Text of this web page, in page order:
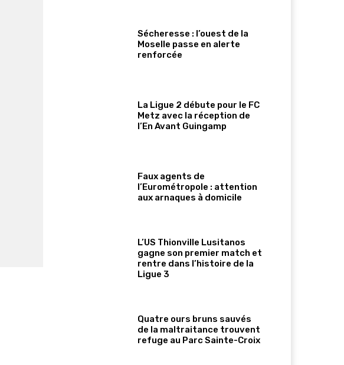
Sécheresse : l’ouest de la
Moselle passe en alerte
renforcée
La Ligue 2 débute pour le FC
Metz avec la réception de
l’En Avant Guingamp
Faux agents de
l’Eurométropole : attention
aux arnaques à domicile
L’US Thionville Lusitanos
gagne son premier match et
rentre dans l’histoire de la
Ligue 3
Quatre ours bruns sauvés
de la maltraitance trouvent
refuge au Parc Sainte-Croix